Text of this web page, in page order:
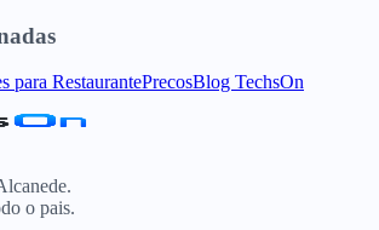
para RestaurantePrecosBlog TechsOn
o pais.